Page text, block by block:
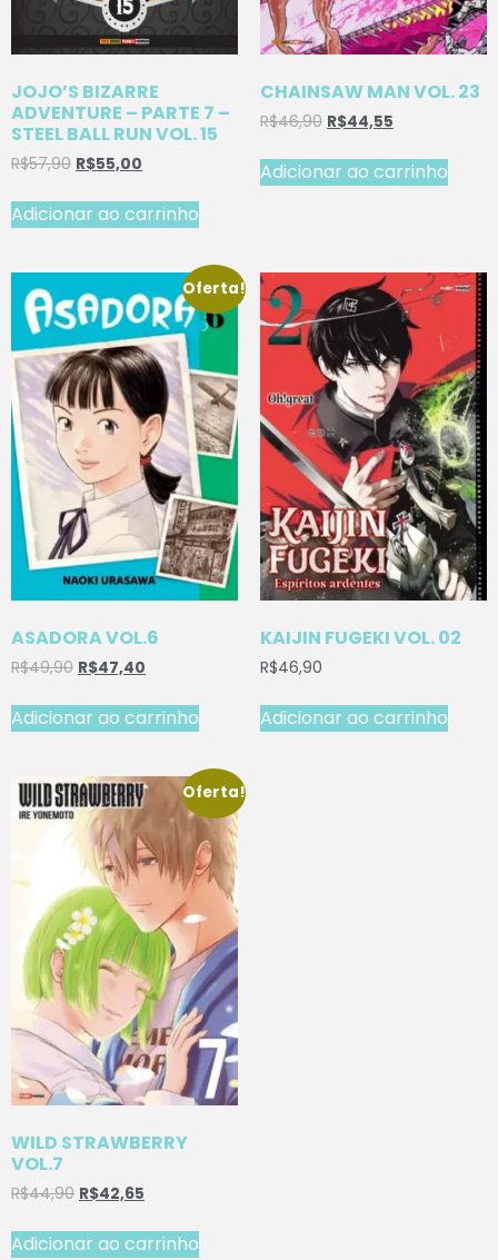
JOJO’S BIZARRE
ADVENTURE – PARTE 7 –
STEEL BALL RUN VOL. 15
R$57,90 R$55,00
Adicionar ao carrinho
CHAINSAW MAN VOL. 23
R$46,90 R$44,55
Adicionar ao carrinho
Oferta!
ASADORA VOL.6
R$49,90 R$47,40
Adicionar ao carrinho
KAIJIN FUGEKI VOL. 02
R$46,90
Adicionar ao carrinho
Oferta!
WILD STRAWBERRY
VOL.7
R$44,90 R$42,65
Adicionar ao carrinho